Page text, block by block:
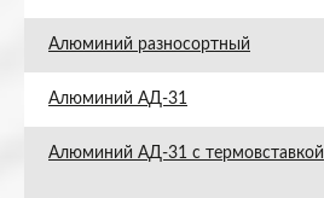
Алюминий разносортный
Алюминий АД-31
Алюминий АД-31 с термовставкой